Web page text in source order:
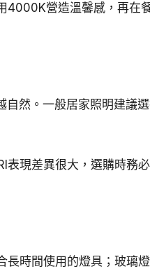
4000K營造溫馨感，再在
然。一般居家照明建議
表現差異很大，選購時務
時間使用的燈具；玻璃